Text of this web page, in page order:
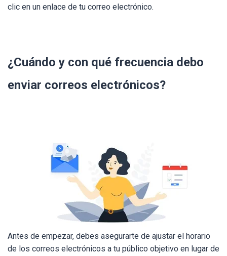
clic en un enlace de tu correo electrónico.
¿Cuándo y con qué frecuencia debo
enviar correos electrónicos?
Antes de empezar, debes asegurarte de ajustar el horario
de los correos electrónicos a tu público objetivo en lugar de